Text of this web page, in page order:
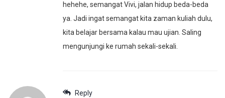
hehehe, semangat Vivi, jalan hidup beda-beda
ya. Jadi ingat semangat kita zaman kuliah dulu,
kita belajar bersama kalau mau ujian. Saling
mengunjungi ke rumah sekali-sekali.
Reply